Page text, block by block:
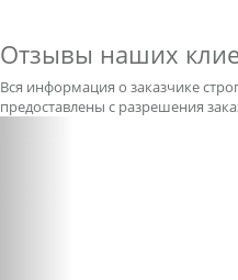
Отзывы наших
Вся информация о заказчике
предоставлены с разрешения